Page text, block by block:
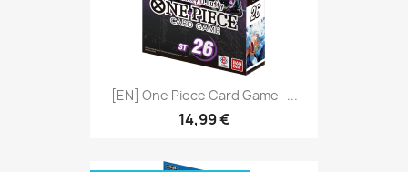
[EN] One Piece Card Game -...
14,99 €